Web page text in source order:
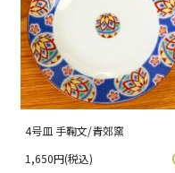
4号皿 手鞠文/青郊窯
1,650円(税込)